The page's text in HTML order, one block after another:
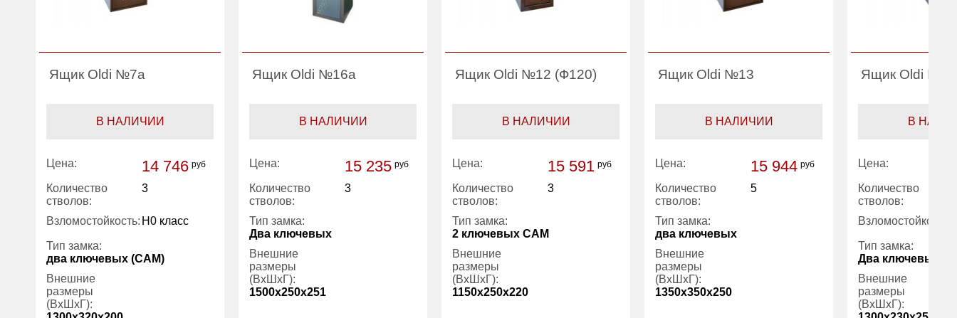
Ящик Oldi №7a
В НАЛИЧИИ
Цена: 14 746 руб
Количество
стволов:
3
Взломостойкость: H0 класс
Тип замка:
два ключевых (САМ)
Внешние
размеры
(ВхШхГ):
Ящик Oldi №16a
В НАЛИЧИИ
Цена: 15 235 руб
Количество
стволов:
3
Тип замка:
Два ключевых
Внешние
размеры
(ВхШхГ):
1500x250x251
Ящик Oldi №12 (Ф120)
В НАЛИЧИИ
Цена: 15 591 руб
Количество
стволов:
3
Тип замка:
2 ключевых САМ
Внешние
размеры
(ВхШхГ):
1150x250x220
Ящик Oldi №13
В НАЛИЧИИ
Цена: 15 944 руб
Количество
стволов:
5
Тип замка:
два ключевых
Внешние
размеры
(ВхШхГ):
1350x350x250
Ящик Oldi
В
Цена:
Количество
стволов:
Взломостойкость:
Тип замка:
Два ключевых
Внешние
размеры
(ВхШхГ):